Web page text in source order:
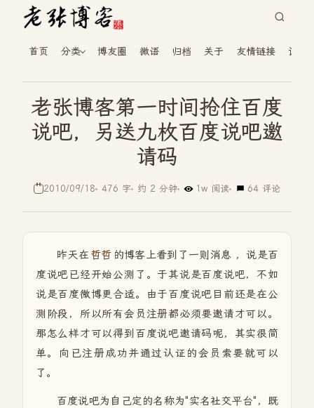
首页 分类 博友圈 微语 归档 关于 友情链接 读者
老张博客第一时间抢住百度
说吧，另送九枚百度说吧邀
请码
2010/09/18 476 字 约 2 分钟 1w 阅读 64 评论
昨天在哲哲 的博客上看到了一则消息 ，说是百
度说吧已经开始公测了。于其说是百度说吧，不如
说是百度微博更合适。由于百度说吧目前还是在公
测阶段，所以所有会员注册都必须要邀请才可以。
那怎么样才可以得到百度说吧邀请码呢，其实很简
单。向已注册成功并通过认证的会员索要就可以
了。
百度说吧为自己定的名称为"实名社交平台"，既